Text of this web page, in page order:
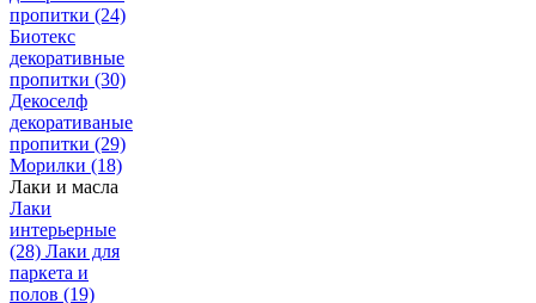
пропитки (24)
Биотекс
декоративные
пропитки (30)
Декоселф
декоративаные
пропитки (29)
Морилки (18)
Лаки и масла
Лаки
интерьерные
(28) Лаки для
паркета и
полов (19)